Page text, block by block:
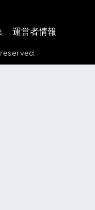
運営者情報